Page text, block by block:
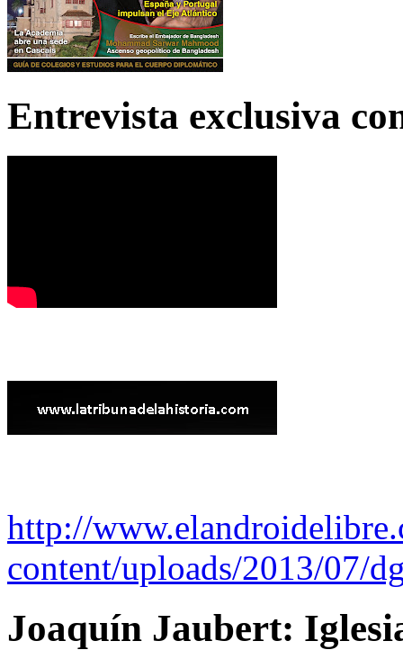
Entrevista exclusiva
http://
content/uploads/2013/07/
Joaquín Jaubert: